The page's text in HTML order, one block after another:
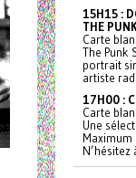
15H15 :
THE
Carte
The Punk
portrait
artiste
17H00 :
Carte
Une
Maximum